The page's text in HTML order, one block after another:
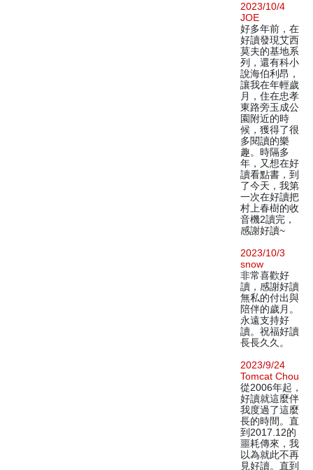
2023/10/4
JOE
好多年前，在
好讀發現艾西
莫夫的基地系
列，還有科小
說海伯利昂，
讓我在年輕歲
月，住在忠孝
東路旁玉成公
園附近的時
候，獲得了很
多閱讀的樂
趣。時隔多
年，又想在好
讀看點書，到
了今天，我第
一次在好讀把
村上春樹的收
音機2讀完，
感謝好讀~
2023/10/3
snow
非常喜歡好
讀，感謝好讀
無私的付出與
陪伴的歲月。
永遠支持好
讀。祝福好讀
長長久久。
2023/9/24
Tomcat Chou
從2006年起，
好讀就這麼伴
我度過了這麼
長的時間。直
到2017.12的
噩耗傳來，我
以為就此不再
見好讀。直到